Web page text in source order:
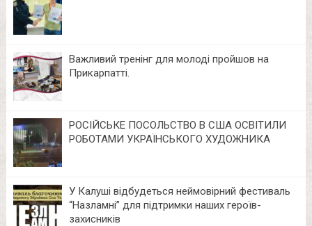
Важливий тренінг для молоді пройшов на
Прикарпатті.
РОСІЙСЬКЕ ПОСОЛЬСТВО В США ОСВІТИЛИ
РОБОТАМИ УКРАЇНСЬКОГО ХУДОЖНИКА
У Калуші відбудеться неймовірний фестиваль
“Назламні” для підтримки наших героїв-
захисників